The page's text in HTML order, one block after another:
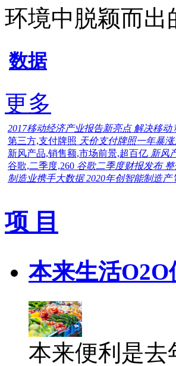
环境中脱颖而出
数据
更多
2017移动经济产业报告新亮点 解决移动
第三方,支付牌照 天价支付牌照一年暴
新风产品,销售额,市场前景,超百亿 新风
谷歌,二季度,260 谷歌二季度财报发布
制造业携手大数据 2020年创智能制造产
项 目
本来生活
本来便利是去